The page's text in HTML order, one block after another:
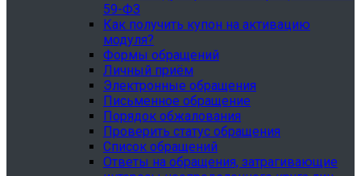
59-ФЗ
Как получить купон на активацию
модуля?
Формы обращений
Личный приём
Электронные обращения
Письменное обращение
Порядок обжалования
Проверить статус обращения
Список обращений
Ответы на обращения, затрагивающие